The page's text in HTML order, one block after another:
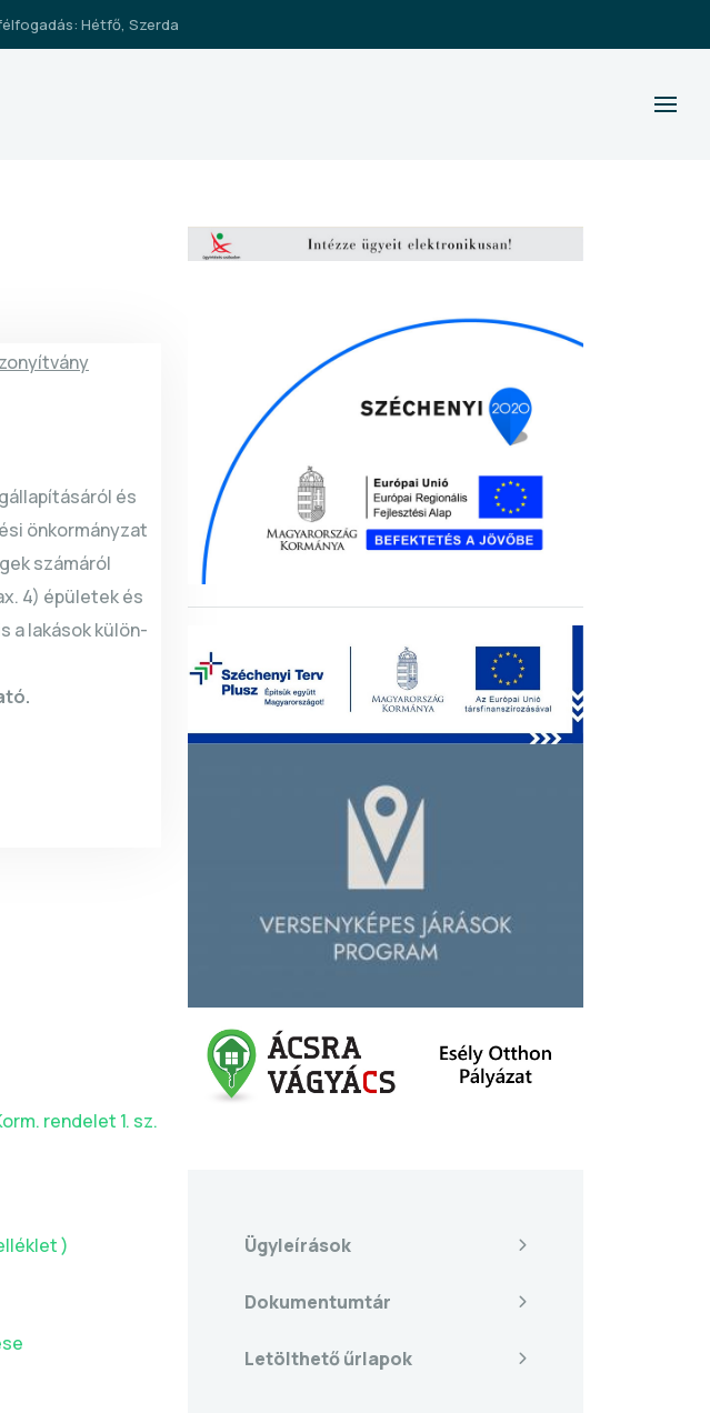
Hétfő, Szerda
és
önkormányzat
számáról
4) épületek és
a lakások külön-
rendelet 1. sz.
)
Ügyleírások
Dokumentumtár
Letölthető űrlapok